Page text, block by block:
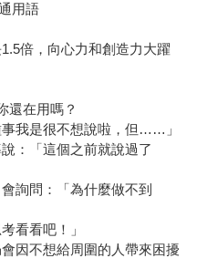
用語
倍，向心力和創造力大躍
還在用嗎？
我是很不想說啦，但……」
：「這個之前就說過了
詢問：「為什麼做不到
看看吧！」
因不想給周圍的人帶來困擾